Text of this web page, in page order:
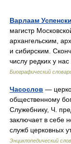
Варлаам
магистр
архангельским,
и сибирским.
числу редких у
Биографический
Часослов —
общественному
Служебнику, Ч.
заключает в себе
служб церковных
Энциклопедический